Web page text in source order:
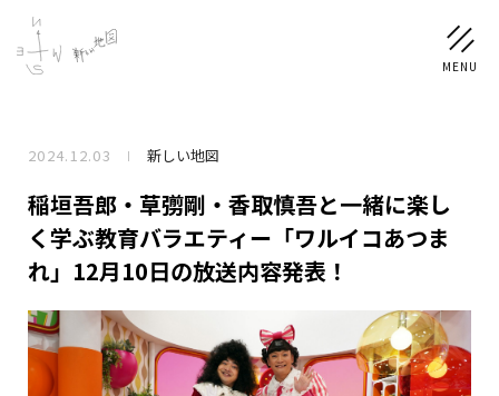
NEWS
SCHEDULE
稲垣 吾郎 草彅 剛 香取 慎吾
2024.12.03 新しい地図
稲垣吾郎・草彅剛・香取慎吾と一緒に楽し
く学ぶ教育バラエティー「ワルイコあつま
れ」12月10日の放送内容発表！